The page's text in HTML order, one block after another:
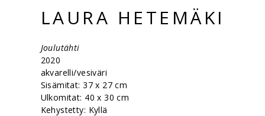
LAURA HETEMÄKI
Joulutähti
2020
akvarelli/vesiväri
Sisämitat: 37 x 27 cm
Ulkomitat: 40 x 30 cm
Kehystetty: Kyllä